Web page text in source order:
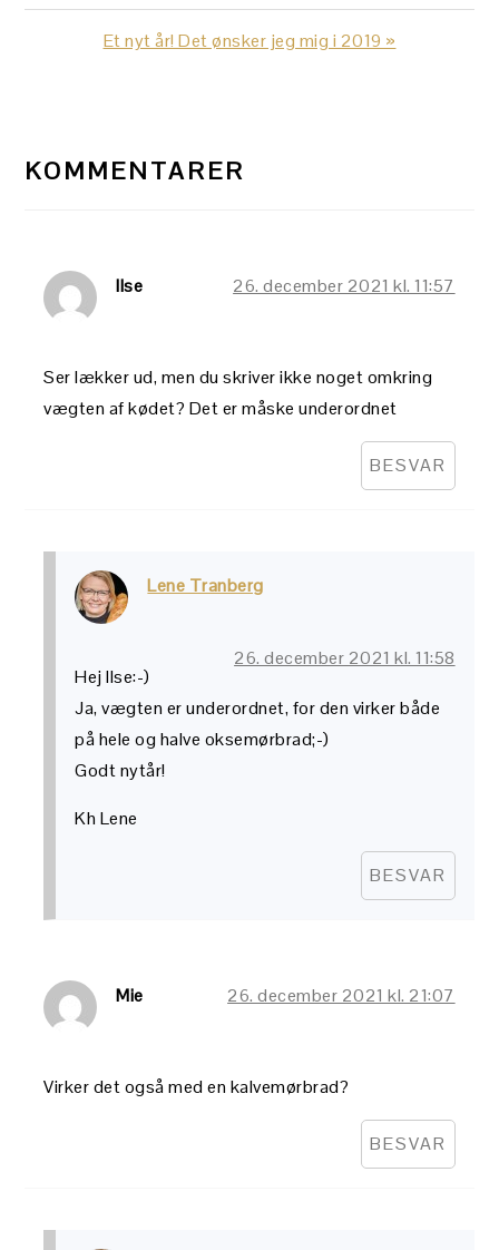
Post:
Next
Et nyt år! Det ønsker jeg mig i 2019 »
KOMMENTARER
Ilse 26. december 2021 kl. 11:57
Ser lækker ud, men du skriver ikke noget omkring
vægten af kødet? Det er måske underordnet
BESVAR
Lene Tranberg
26. december 2021 kl. 11:58
Hej Ilse:-)
Ja, vægten er underordnet, for den virker både
på hele og halve oksemørbrad;-)
Godt nytår!
Kh Lene
BESVAR
Mie 26. december 2021 kl. 21:07
Virker det også med en kalvemørbrad?
BESVAR